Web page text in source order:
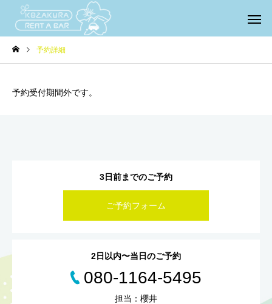
予約詳細
予約受付期間外です。
3日前までのご予約
ご予約フォーム
2日以内〜当日のご予約
080-1164-5495
担当：櫻井